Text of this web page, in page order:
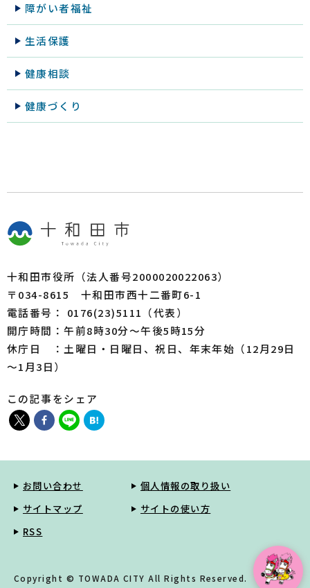
障がい者福祉
生活保護
健康相談
健康づくり
十和田市役所（法人番号2000020022063）
〒034-8615 十和田市西十二番町6-1
電話番号： 0176(23)5111（代表）
開庁時間：午前8時30分～午後5時15分
休庁日 ：土曜日・日曜日、祝日、年末年始（12月29日
～1月3日）
この記事をシェア
お問い合わせ
個人情報の取り扱い
サイトマップ
サイトの使い方
RSS
Copyright © TOWADA CITY All Rights Reserved.